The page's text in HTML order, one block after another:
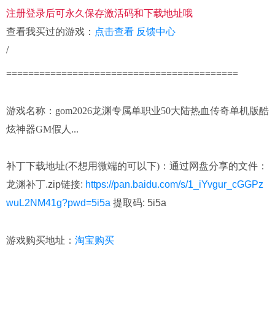
注册登录后可永久保存激活码和下载地址哦
查看我买过的游戏： 点击查看 反馈中心
/
==========================================
游戏名称： gom2026龙渊专属单职业50大陆热血传奇单机版酷
炫神器GM假人...
补丁下载地址(不想用微端的可以下)： 通过网盘分享的文件：
龙渊补丁.zip链接: https://pan.baidu.com/s/1_iYvgur_cGGPz
wuL2NM41g?pwd=5i5a 提取码: 5i5a
游戏购买地址： 淘宝购买